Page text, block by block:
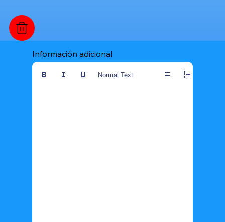
Información adicional
Normal Text